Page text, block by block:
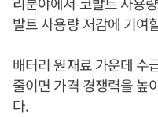
발트 사용량 저감에 기여
배터리 원재료 가운데 수
줄이면 가격 경쟁력을 높
다.